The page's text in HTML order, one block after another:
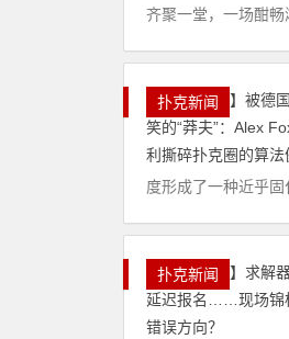
齐聚一堂，一场酣畅
扑克新闻
度形成了一种近乎
扑克新闻